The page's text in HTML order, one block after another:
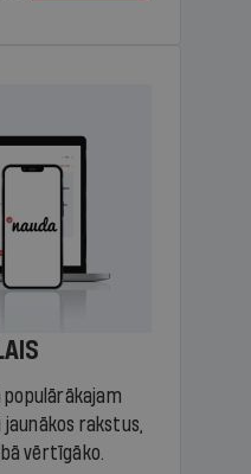
populārākajam
rakstus,
vērtīgāko.